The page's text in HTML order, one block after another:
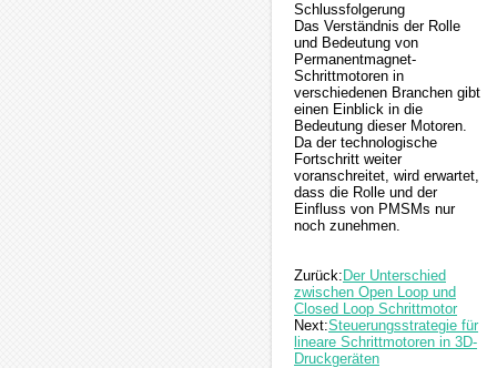
Schlussfolgerung
Das Verständnis der Rolle
und Bedeutung von
Permanentmagnet-
Schrittmotoren in
verschiedenen Branchen gibt
einen Einblick in die
Bedeutung dieser Motoren.
Da der technologische
Fortschritt weiter
voranschreitet, wird erwartet,
dass die Rolle und der
Einfluss von PMSMs nur
noch zunehmen.
Zurück: Der Unterschied
zwischen Open Loop und
Closed Loop Schrittmotor
Next:Steuerungsstrategie für
lineare Schrittmotoren in 3D-
Druckgeräten